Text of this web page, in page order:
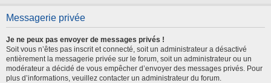
Messagerie privée
Je ne peux pas envoyer de messages privés !
Soit vous n’êtes pas inscrit et connecté, soit un administrateur a désactivé
entièrement la messagerie privée sur le forum, soit un administrateur ou un
modérateur a décidé de vous empêcher d’envoyer des messages privés. Pour
plus d’informations, veuillez contacter un administrateur du forum.